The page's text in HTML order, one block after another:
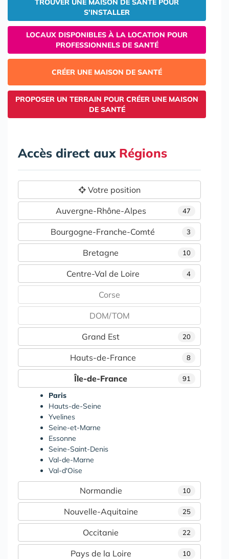
TROUVER UNE MAISON DE SANTÉ POUR
S'INSTALLER
LOCAUX DISPONIBLES À LA LOCATION POUR
PROFESSIONNELS DE SANTÉ
CRÉER UNE MAISON DE SANTÉ
PROPOSER UN TERRAIN POUR CRÉER UNE MAISON
DE SANTÉ
Accès direct aux Régions
Votre position
47
Auvergne-Rhône-Alpes
3
Bourgogne-Franche-Comté
10
Bretagne
4
Centre-Val de Loire
Corse
DOM/TOM
20
Grand Est
8
Hauts-de-France
91
Île-de-France
Paris
Hauts-de-Seine
Yvelines
Seine-et-Marne
Essonne
Seine-Saint-Denis
Val-de-Marne
Val-d'Oise
10
Normandie
25
Nouvelle-Aquitaine
22
Occitanie
10
Pays de la Loire